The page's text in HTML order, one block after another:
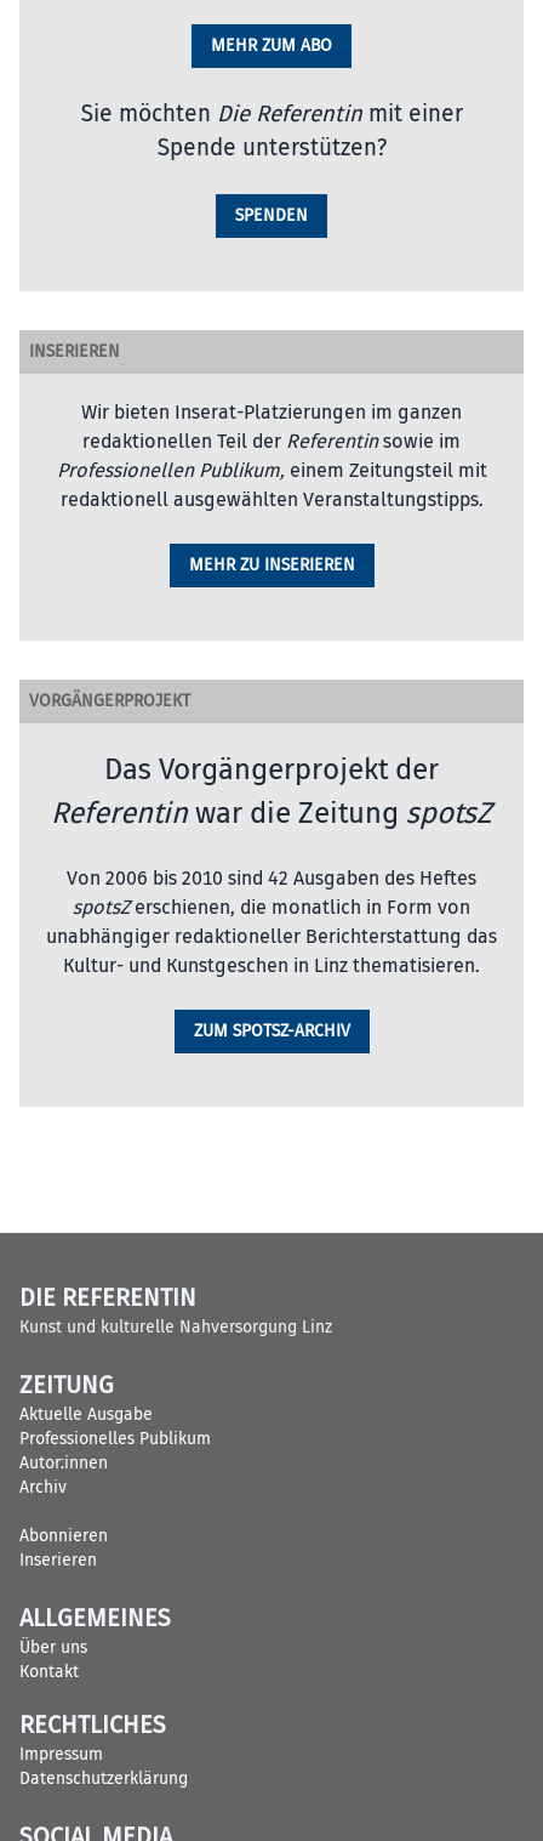
MEHR ZUM ABO
Sie möchten Die Referentinmit einer
Spende unterstützen?
SPENDEN
INSERIEREN
Wir bieten Inserat-Platzierungen im ganzen
redaktionellen Teil der Referentinsowie im
Professionellen Publikum, einem Zeitungsteil mit
redaktionell ausgewählten Veranstaltungstipps.
MEHR ZU INSERIEREN
VORGÄNGERPROJEKT
Das Vorgängerprojekt der
Referentinwar die Zeitung spotsZ
Von 2006 bis 2010 sind 42 Ausgaben des Heftes
spotsZerschienen, die monatlich in Form von
unabhängiger redaktioneller Berichterstattung das
Kultur- und Kunstgeschen in Linz thematisieren.
ZUM SPOTSZ-ARCHIV
DIE REFERENTIN
Kunst und kulturelle Nahversorgung Linz
ZEITUNG
Aktuelle Ausgabe
Professionelles Publikum
Autor:innen
Archiv
Abonnieren
Inserieren
ALLGEMEINES
Über uns
Kontakt
RECHTLICHES
Impressum
Datenschutzerklärung